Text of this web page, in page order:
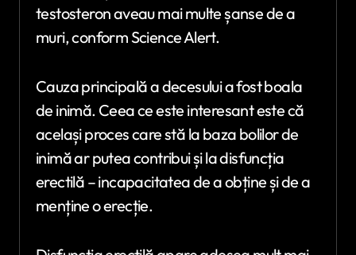
testosteron aveau mai multe șanse de a
muri, conform Science Alert.
Cauza principală a decesului a fost boala
de inimă. Ceea ce este interesant este că
același proces care stă la baza bolilor de
inimă ar putea contribui și la disfuncția
erectilă – incapacitatea de a obține și de a
menține o erecție.